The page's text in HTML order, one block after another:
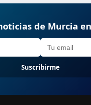
de Murcia
Suscribirme